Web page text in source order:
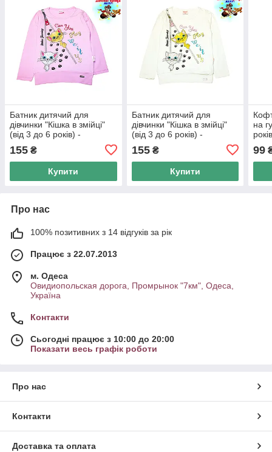
Батник дитячий для
дівчинки "Кішка в змійці"
(від 3 до 6 років) -
155 ₴
Купити
Батник дитячий для
дівчинки "Кішка в змійці"
(від 3 до 6 років) -
155₴
Купити
на
99
Про нас
100% позитивних з 14 відгуків за рік
Працює з 22.07.2013
м. Одеса
Овидиопольская дорога, Промрынок "7км", Одеса,
Україна
Контакти
Сьогодні працює з 10:00 до 20:00
Показати весь графік роботи
Про нас
Контакти
Доставка та оплата